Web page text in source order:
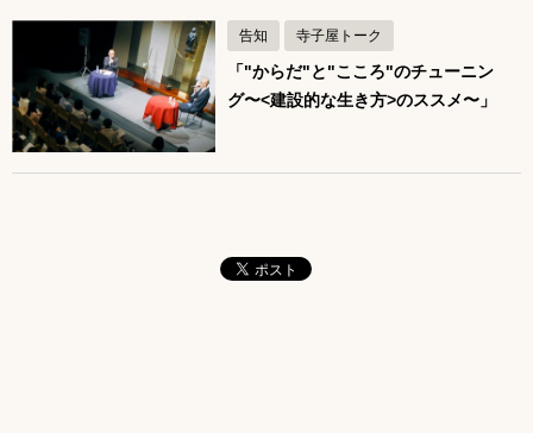
告知 寺子屋トーク
「"からだ"と"こころ"のチューニン
グ〜<建設的な生き方>のススメ〜」